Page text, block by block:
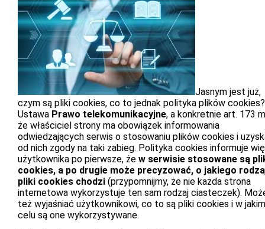
Jasnym jest już,
czym są pliki cookies, co to jednak polityka plików cookies?
Ustawa Prawo telekomunikacyjne, a konkretnie art. 173
że właściciel strony ma obowiązek informowania
odwiedzających serwis o stosowaniu plików cookies i
od nich zgody na taki zabieg. Polityka cookies informuje
użytkownika po pierwsze, że w serwisie stosowane są
cookies, a po drugie może precyzować, o jakiego
pliki cookies chodzi (przypomnijmy, że nie każda strona
internetowa wykorzystuje ten sam rodzaj ciasteczek).
też wyjaśniać użytkownikowi, co to są pliki cookies i w jakim
celu są one wykorzystywane.